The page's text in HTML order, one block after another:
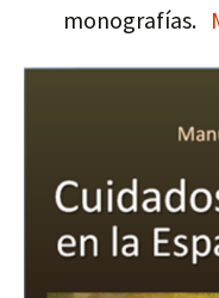
monografías.